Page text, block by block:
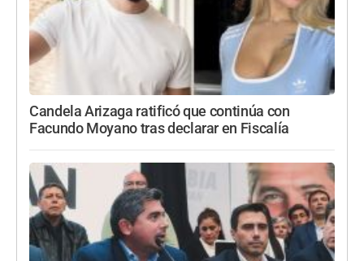
Candela Arizaga ratificó que continúa con
Facundo Moyano tras declarar en Fiscalía